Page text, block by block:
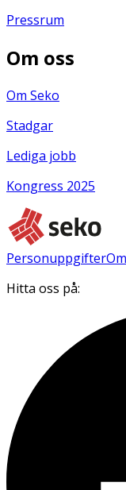
Pressrum
Om oss
Om Seko
Stadgar
Lediga jobb
Kongress 2025
Personuppgifter
Hitta oss på: